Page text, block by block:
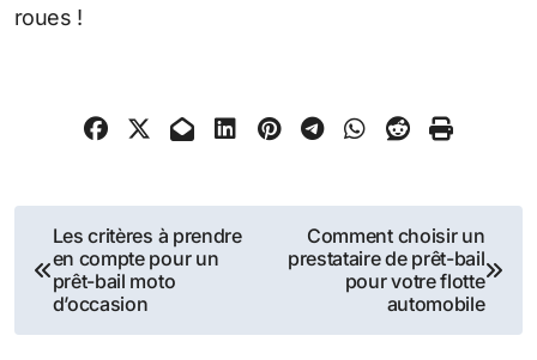
roues !
Navigation
de
l’article
Les critères à prendre
en compte pour un
prêt-bail moto
d’occasion
Comment choisir un
prestataire de prêt-bail
pour votre flotte
automobile